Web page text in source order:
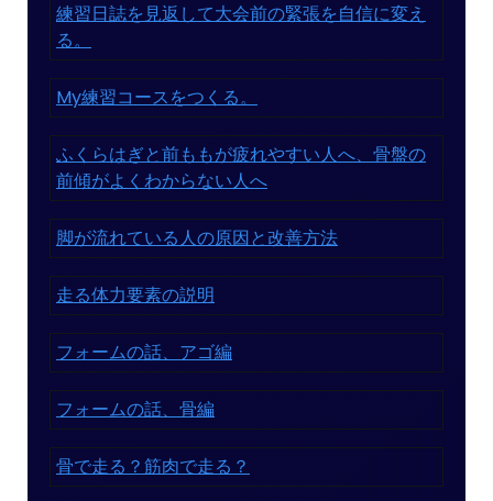
練習日誌を見返して大会前の緊張を自信に変え
る。
My練習コースをつくる。
ふくらはぎと前ももが疲れやすい人へ、骨盤の
前傾がよくわからない人へ
脚が流れている人の原因と改善方法
走る体力要素の説明
フォームの話、アゴ編
フォームの話、骨編
骨で走る？筋肉で走る？